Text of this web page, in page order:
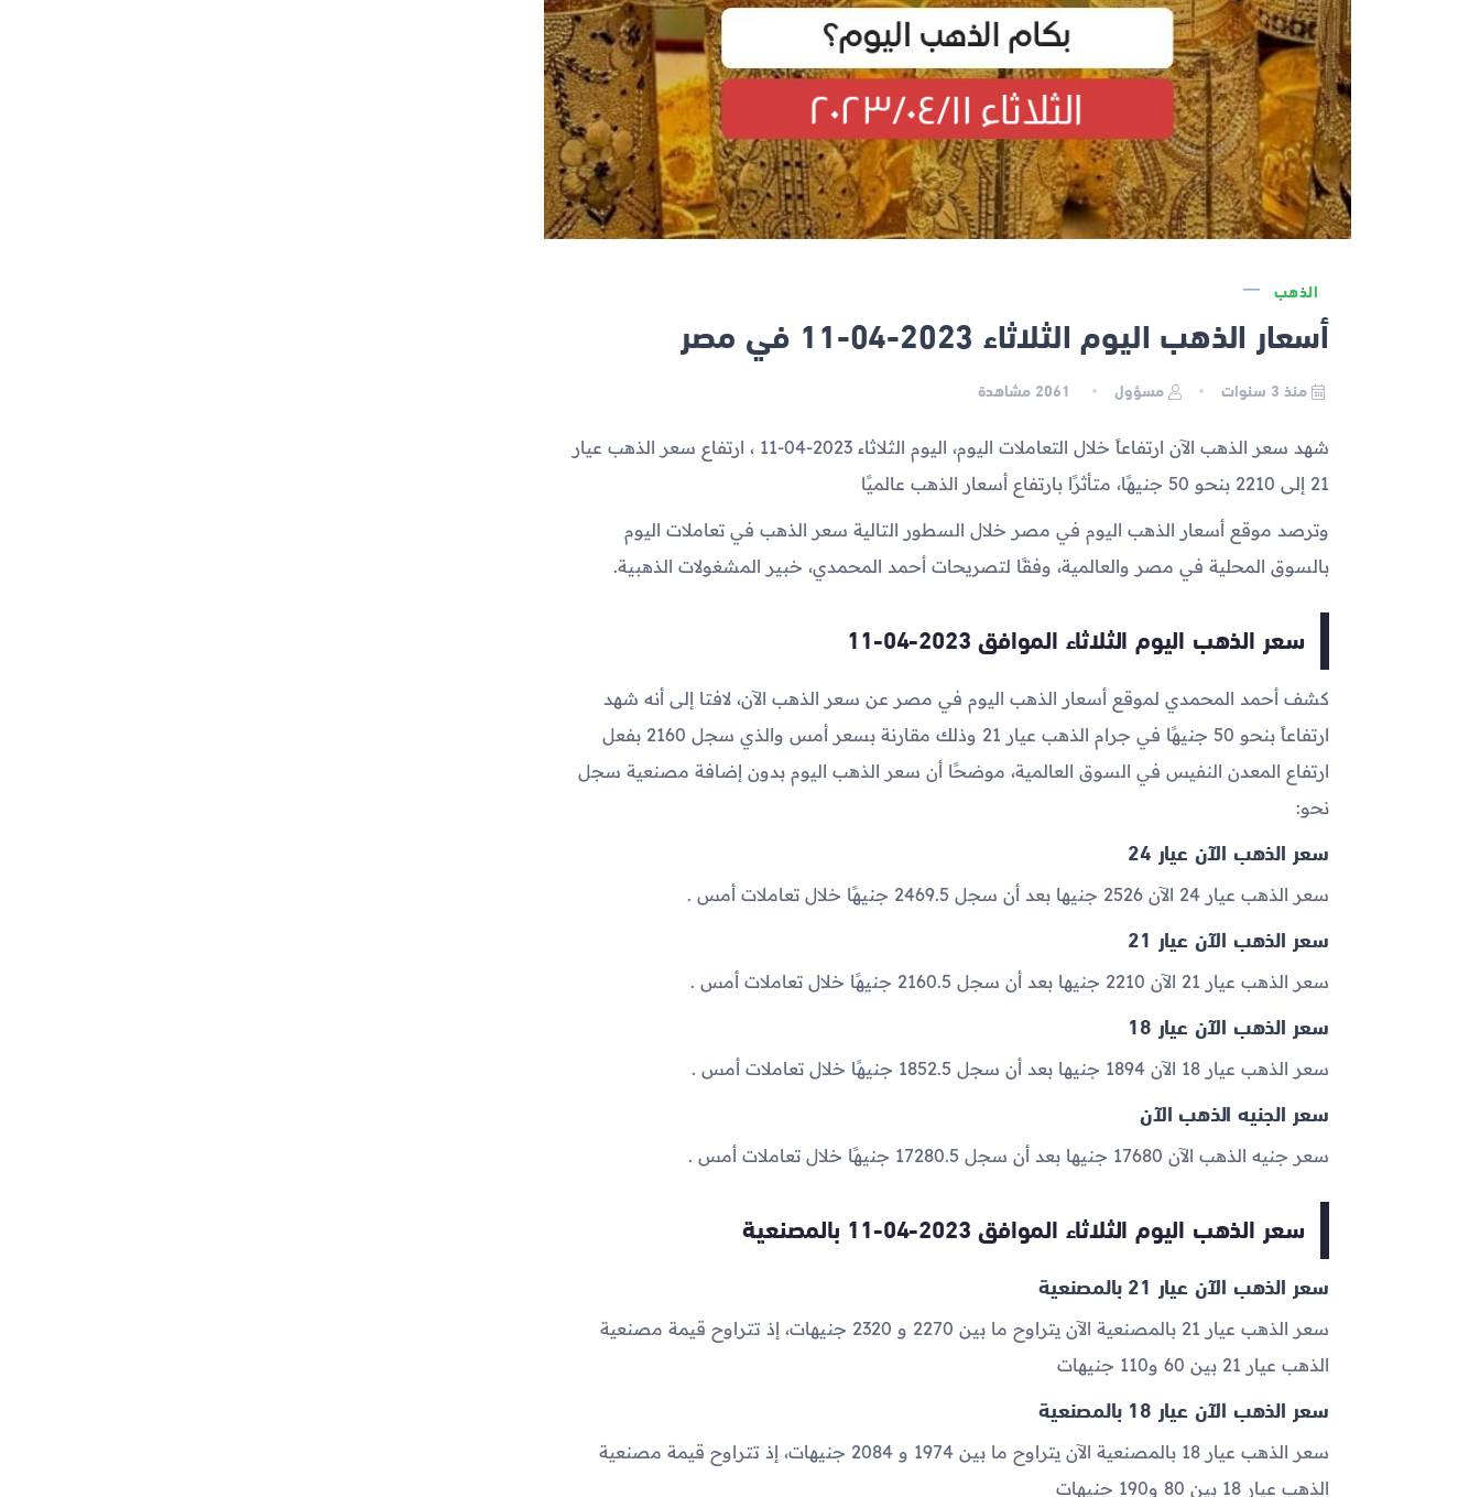
الذهب
أسعار الذهب اليوم الثلاثاء 2023-04-11 في مصر
منذ 3 سنوات مسؤول مشاهدة
شهد سعر الذهب الآن ارتفاعاً خلال التعاملات اليوم، اليوم الثلاثاء 2023-04-11 ، ارتفاع سعر الذهب عيار
21 إلى 2210 بنحو 50 جنيهًا، متأثرًا بارتفاع أسعار الذهب عالميًا
وترصد موقع أسعار الذهب اليوم في مصر خلال السطور التالية سعر الذهب في تعاملات اليوم
بالسوق المحلية في مصر والعالمية، وفقًا لتصريحات أحمد المحمدي، خبير المشغولات الذهبية.
سعر الذهب اليوم الثلاثاء الموافق 2023-04-11
كشف أحمد المحمدي لموقع أسعار الذهب اليوم في مصر عن سعر الذهب الآن، لافتا إلى أنه شهد
ارتفاعاً بنحو 50 جنيهًا في جرام الذهب عيار 21 وذلك مقارنة بسعر أمس والذي سجل 2160 بفعل
ارتفاع المعدن النفيس في السوق العالمية، موضحًا أن سعر الذهب اليوم بدون إضافة مصنعية سجل
نحو:
سعر الذهب الآن عيار 24
سعر الذهب عيار 24 الآن 2526 جنيها بعد أن سجل 2469.5 جنيهًا خلال تعاملات أمس .
سعر الذهب الآن عيار 21
سعر الذهب عيار 21 الآن 2210 جنيها بعد أن سجل 2160.5 جنيهًا خلال تعاملات أمس .
سعر الذهب الآن عيار 18
سعر الذهب عيار 18 الآن 1894 جنيها بعد أن سجل 1852.5 جنيهًا خلال تعاملات أمس .
سعر الجنيه الذهب الآن
سعر جنيه الذهب الآن 17680 جنيها بعد أن سجل 17280.5 جنيهًا خلال تعاملات أمس .
سعر الذهب اليوم الثلاثاء الموافق 2023-04-11 بالمصنعية
سعر الذهب الآن عيار 21 بالمصنعية
سعر الذهب عيار 21 بالمصنعية الآن يتراوح ما بين 2270 و 2320 جنيهات، إذ تتراوح قيمة مصنعية
الذهب عيار 21 بين 60 و110 جنيهات
سعر الذهب الآن عيار 18 بالمصنعية
سعر الذهب عيار 18 بالمصنعية الآن يتراوح ما بين 1974 و 2084 جنيهات، إذ تتراوح قيمة مصنعية
الذهب عيار 18 بين 80 و190 جنيهات